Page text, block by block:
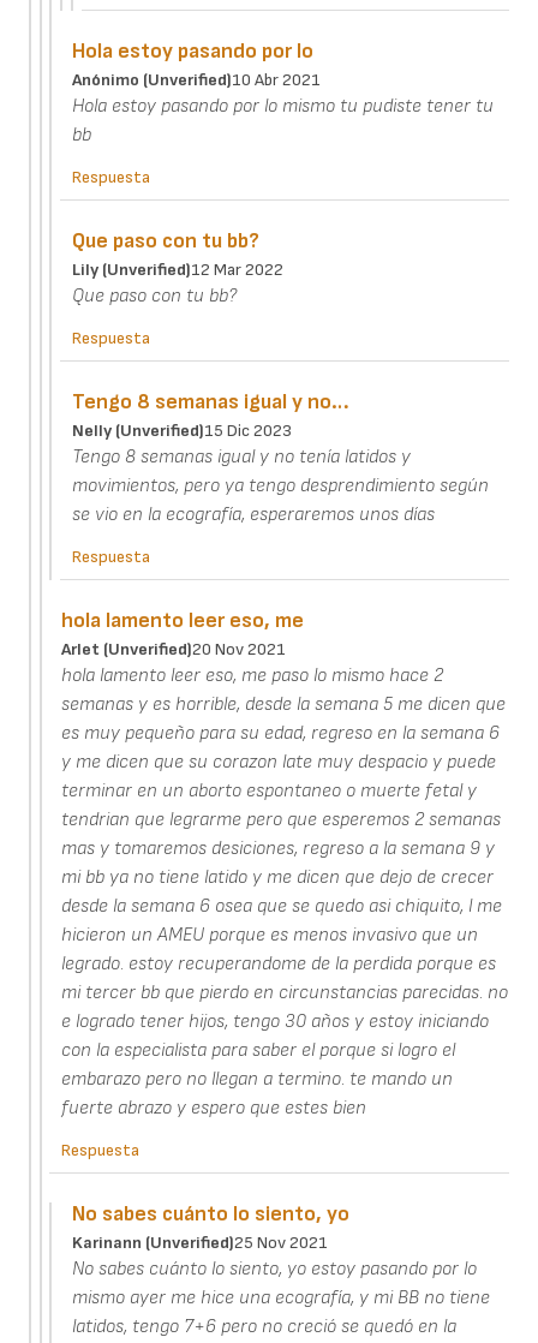
Hola estoy pasando por lo
Anónimo (unverified)10 Abr 2021
Hola estoy pasando por lo mismo tu pudiste tener tu
bb
Respuesta
Que paso con tu bb?
Lily (unverified)12 Mar 2022
Que paso con tu bb?
Respuesta
Tengo 8 semanas igual y no…
Nelly (unverified)15 Dic 2023
Tengo 8 semanas igual y no tenía latidos y
movimientos, pero ya tengo desprendimiento según
se vio en la ecografía, esperaremos unos días
Respuesta
hola lamento leer eso, me
Arlet (unverified)20 Nov 2021
hola lamento leer eso, me paso lo mismo hace 2
semanas y es horrible, desde la semana 5 me dicen que
es muy pequeño para su edad, regreso en la semana 6
y me dicen que su corazon late muy despacio y puede
terminar en un aborto espontaneo o muerte fetal y
tendrian que legrarme pero que esperemos 2 semanas
mas y tomaremos desiciones, regreso a la semana 9 y
mi bb ya no tiene latido y me dicen que dejo de crecer
desde la semana 6 osea que se quedo asi chiquito, l me
hicieron un AMEU porque es menos invasivo que un
legrado. estoy recuperandome de la perdida porque es
mi tercer bb que pierdo en circunstancias parecidas. no
e logrado tener hijos, tengo 30 años y estoy iniciando
con la especialista para saber el porque si logro el
embarazo pero no llegan a termino. te mando un
fuerte abrazo y espero que estes bien
Respuesta
No sabes cuánto lo siento, yo
Karinann (unverified)25 Nov 2021
No sabes cuánto lo siento, yo estoy pasando por lo
mismo ayer me hice una ecografía, y mi BB no tiene
latidos, tengo 7+6 pero no creció se quedó en la